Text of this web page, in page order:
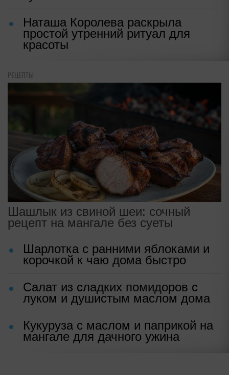
Наташа Королева раскрыла
простой утренний ритуал для
красоты
РЕЦЕПТЫ
Шашлык из свиной шеи: сочный
рецепт на мангале без суеты
Шарлотка с ранними яблоками и
корочкой к чаю дома быстро
Салат из сладких помидоров с
луком и душистым маслом дома
Кукуруза с маслом и паприкой на
мангале для дачного ужина